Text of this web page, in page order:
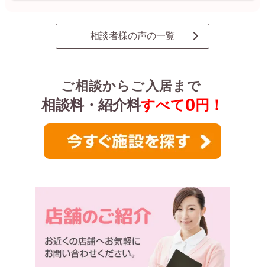
相談者様の声の一覧
ご相談からご入居まで
相談料・紹介料すべて0 円！